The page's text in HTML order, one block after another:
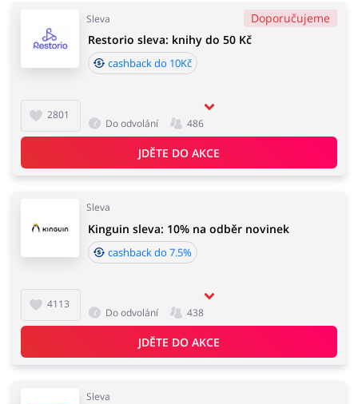
Sleva Doporučujeme
2801
Restorio sleva: knihy do 50 Kč
cashback do 10Kč
Do odvolání 486
JDĚTE DO AKCE
Sleva
4113
Kinguin sleva: 10% na odběr novinek
cashback do 7.5%
Do odvolání 438
JDĚTE DO AKCE
Sleva